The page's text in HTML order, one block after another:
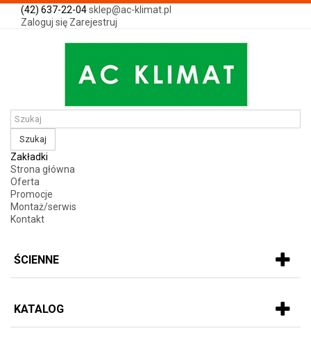
(42) 637-22-04sklep@ac-klimat.pl
Zaloguj się Zarejestruj
Szukaj
Zakładki
Strona główna
Oferta
Promocje
Montaż/serwis
Kontakt
ŚCIENNE
KATALOG